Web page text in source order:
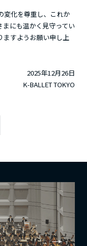
変化を尊重し、これか
にも温かく見守ってい
ますようお願い申し上
2025年12月26日
K-BALLET TOKYO